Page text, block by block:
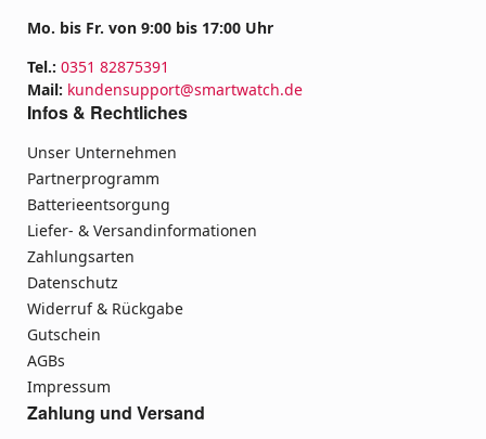
Mo. bis Fr. von 9:00 bis 17:00 Uhr
Tel.: 0351 82875391
Mail: kundensupport@smartwatch.de
Infos & Rechtliches
Unser Unternehmen
Partnerprogramm
Batterieentsorgung
Liefer- & Versandinformationen
Zahlungsarten
Datenschutz
Widerruf & Rückgabe
Gutschein
AGBs
Impressum
Zahlung und Versand